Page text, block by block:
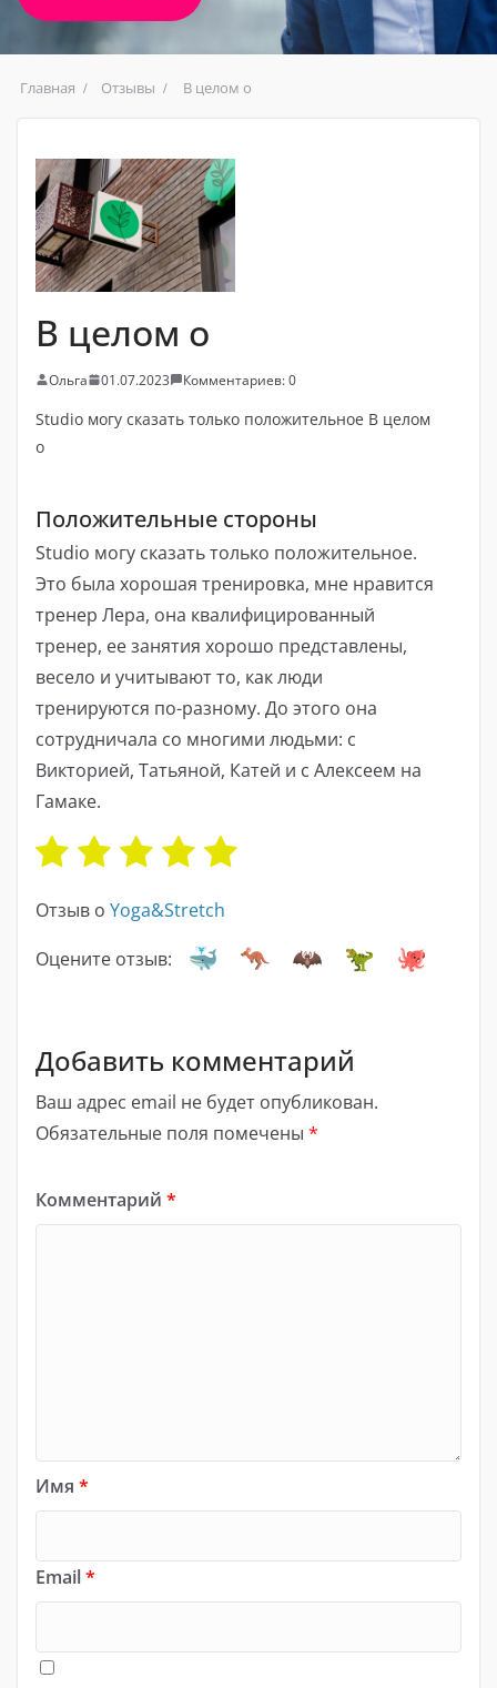
Главная Отзывы В целом о
В целом о
Ольга 01.07.2023 Комментариев: 0
Studio могу сказать только положительное В целом
о
Положительные стороны
Studio могу сказать только положительное.
Это была хорошая тренировка, мне нравится
тренер Лера, она квалифицированный
тренер, ее занятия хорошо представлены,
весело и учитывают то, как люди
тренируются по-разному. До этого она
сотрудничала со многими людьми: с
Викторией, Татьяной, Катей и с Алексеем на
Гамаке.
Отзыв о Yoga&Stretch
Оцените отзыв:
Добавить комментарий
Ваш адрес email не будет опубликован.
Обязательные поля помечены *
Комментарий *
Имя *
Email*